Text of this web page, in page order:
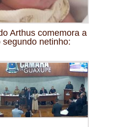
Arthus comemora a
netinho: